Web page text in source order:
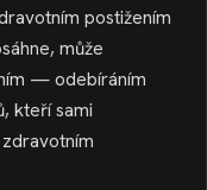
postižením
může
— odebíráním
kteří sami